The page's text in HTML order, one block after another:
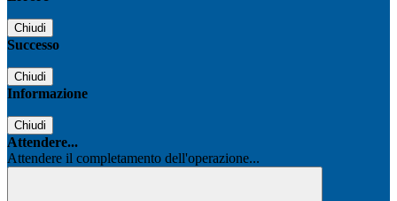
Chiudi
Successo
Chiudi
Informazione
Chiudi
Attendere...
Attendere il completamento dell'operazione...